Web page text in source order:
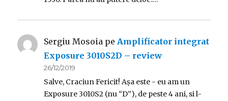
Sergiu Mosoia peAmplificator integrat
Exposure 3010S2D – review
26/12/2019
Salve, Craciun Fericit! Așa este - eu am un
Exposure 3010S2 (nu “D”), de peste 4 ani, si l-